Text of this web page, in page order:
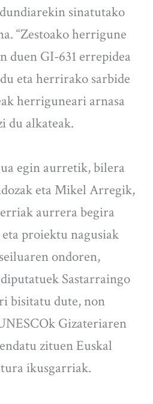
sinatutako
“Zestoako herrigune
duen GI-631 errepidea
eta herrirako sarbide
herriguneari arnasa
du alkateak.
egin aurretik, bilera
eta Mikel Arregik,
aurrera begira
proiektu nagusiak
ondoren,
Sastarraingo
bisitatu dute, non
Gizateriaren
zituen Euskal
ikusgarriak.